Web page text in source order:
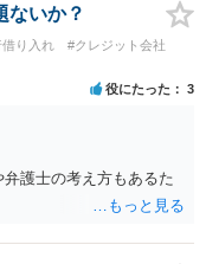
ないか？
り入れ
#クレジット会社
役にたった 3
護士の考え方もあるた